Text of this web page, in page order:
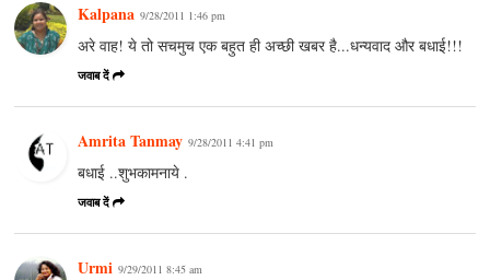
Kalpana 9/28/2011 1:46 pm
अरे वाह! ये तो सचमुच एक बहुत ही अच्छी खबर है...धन्यवाद और बधाई!!!
जवाब दें
Amrita Tanmay 9/28/2011 4:41 pm
बधाई ..शुभकामनाये .
जवाब दें
Urmi 9/29/2011 8:45 am